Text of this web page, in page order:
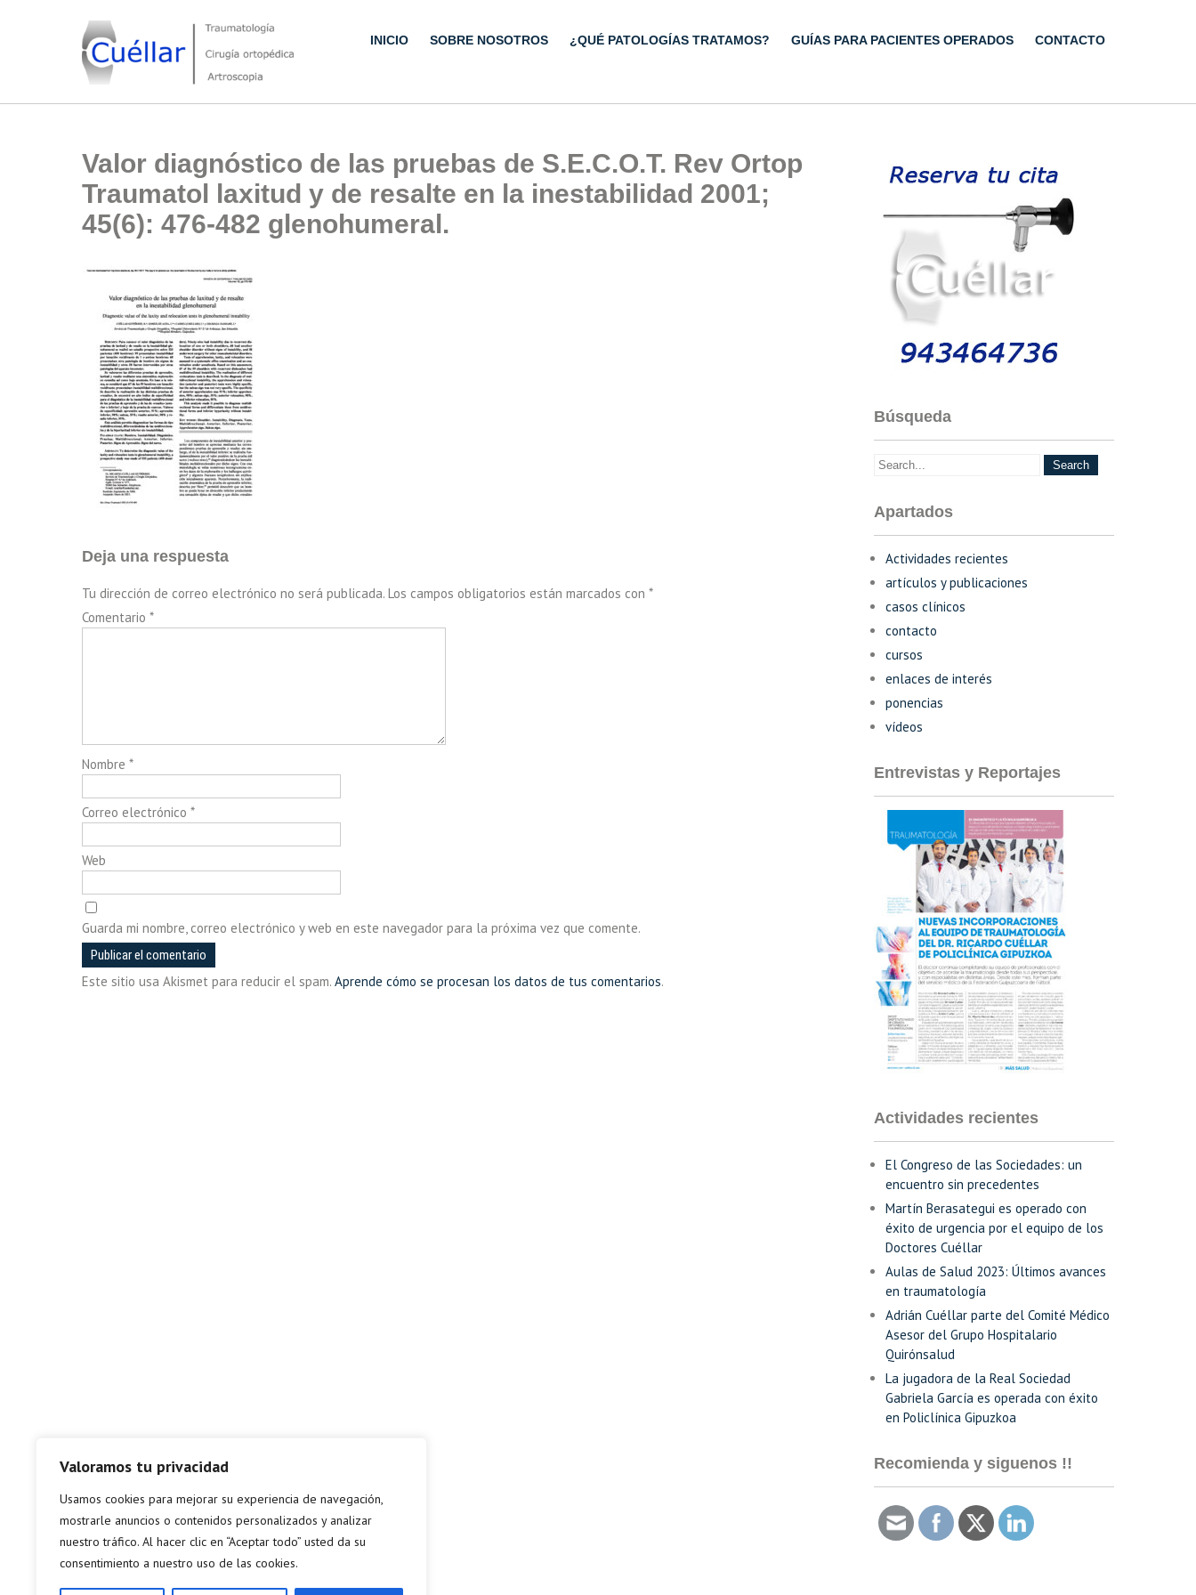
Valoramos tu privacidad
Usamos cookies para mejorar su experiencia de navegación,
mostrarle anuncios o contenidos personalizados y analizar
nuestro tráfico. Al hacer clic en “Aceptar todo” usted da su
consentimiento a nuestro uso de las cookies.
Traumatología, Cirugía ortopédica y Artroscopia
INICIO SOBRE NOSOTROS ¿QUÉ PATOLOGÍAS TRATAMOS? GUÍAS PARA PACIENTES OPERADOS CONTACTO
Valor diagnóstico de las pruebas de S.E.C.O.T. Rev Ortop
Traumatol laxitud y de resalte en la inestabilidad 2001;
45(6): 476-482 glenohumeral.
Deja una respuesta
Tu dirección de correo electrónico no será publicada. Los campos obligatorios están marcados con *
Comentario *
Nombre *
Correo electrónico *
Web
Guarda mi nombre, correo electrónico y web en este navegador para la próxima vez que comente.
Este sitio usa Akismet para reducir el spam. Aprende cómo se procesan los datos de tus comentarios.
Búsqueda
Apartados
Actividades recientes
artículos y publicaciones
casos clínicos
contacto
cursos
enlaces de interés
ponencias
vídeos
Entrevistas y Reportajes
Actividades recientes
El Congreso de las Sociedades: un
encuentro sin precedentes
Martín Berasategui es operado con
éxito de urgencia por el equipo de los
Doctores Cuéllar
Aulas de Salud 2023: Últimos avances
en traumatología
Adrián Cuéllar parte del Comité Médico
Asesor del Grupo Hospitalario
Quirónsalud
La jugadora de la Real Sociedad
Gabriela García es operada con éxito
en Policlínica Gipuzkoa
Recomienda y siguenos !!